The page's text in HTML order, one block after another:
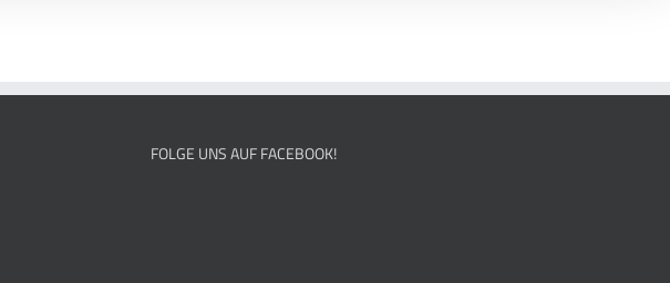
FOLGE UNS AUF FACEBOOK!